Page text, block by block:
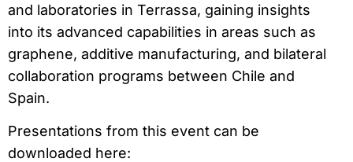
and laboratories in Terrassa, gaining insights
into its advanced capabilities in areas such as
graphene, additive manufacturing, and bilateral
collaboration programs between Chile and
Spain.
Presentations from this event can be
downloaded here: